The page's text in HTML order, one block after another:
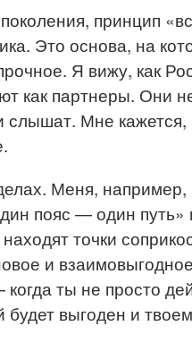
принцип
Это основа, на
Я вижу, как
как партнеры. Они
слышат. Мне кажется,
Меня, например,
пояс — один
точки
и
ты не просто
выгоден и